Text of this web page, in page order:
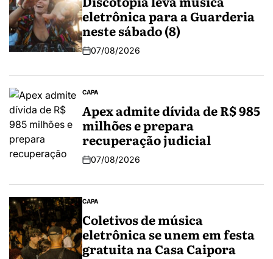
eletrônica para a Guarderia
neste sábado (8)
07/08/2026
CAPA
Apex admite dívida de R$ 985
milhões e prepara
recuperação judicial
07/08/2026
CAPA
Coletivos de música
eletrônica se unem em festa
gratuita na Casa Caipora